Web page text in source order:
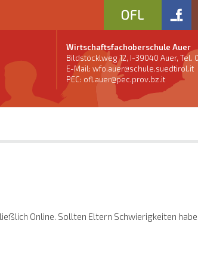
Wirtschaftsfachoberschule Auer
Bildstöcklweg 12, I-39040 Auer, Tel.
E-Mail: wfo.auer@schule.suedtirol.it
PEC: ofl.auer@pec.prov.bz.it
Online. Sollten Eltern Schwierigkeiten